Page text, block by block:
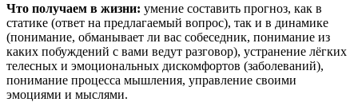
Что получаем в жизни: умение составить прогноз, как в
статике (ответ на предлагаемый вопрос), так и в динамике
(понимание, обманывает ли вас собеседник, понимание из
каких побуждений с вами ведут разговор), устранение лёгких
телесных и эмоциональных дискомфортов (заболеваний),
понимание процесса мышления, управление своими
эмоциями и мыслями.